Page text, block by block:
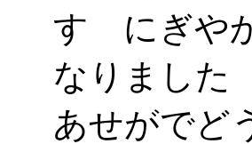
す にぎや
なりました
あせがでど